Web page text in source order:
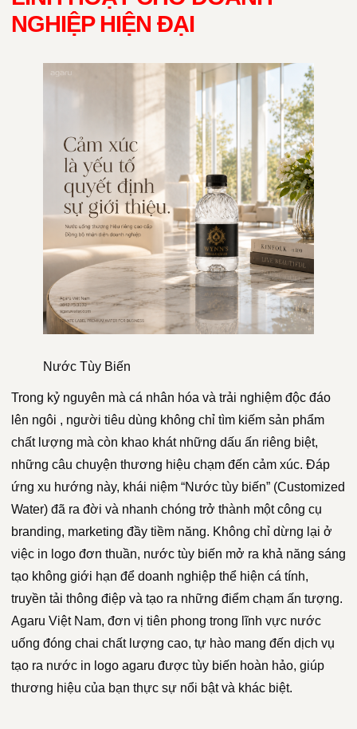
NGHIỆP HIỆN ĐẠI
Nước Tùy Biến
Trong kỷ nguyên mà cá nhân hóa và trải nghiệm độc đáo
lên ngôi , người tiêu dùng không chỉ tìm kiếm sản phẩm
chất lượng mà còn khao khát những dấu ấn riêng biệt,
những câu chuyện thương hiệu chạm đến cảm xúc. Đáp
ứng xu hướng này, khái niệm “Nước tùy biến” (Customized
Water) đã ra đời và nhanh chóng trở thành một công cụ
branding, marketing đầy tiềm năng. Không chỉ dừng lại ở
việc in logo đơn thuần, nước tùy biến mở ra khả năng sáng
tạo không giới hạn để doanh nghiệp thể hiện cá tính,
truyền tải thông điệp và tạo ra những điểm chạm ấn tượng.
Agaru Việt Nam, đơn vị tiên phong trong lĩnh vực nước
uống đóng chai chất lượng cao, tự hào mang đến dịch vụ
tạo ra nước in logo agaru được tùy biến hoàn hảo, giúp
thương hiệu của bạn thực sự nổi bật và khác biệt.